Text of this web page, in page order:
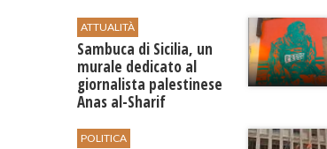
ATTUALITÀ
Sambuca di Sicilia, un
murale dedicato al
giornalista palestinese
Anas al-Sharif
POLITICA